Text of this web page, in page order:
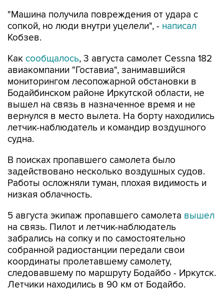
"Машина получила повреждения от удара с
сопкой, но люди внутри уцелели", - написал
Кобзев.
Как сообщалось, 3 августа самолет Cessna 182
авиакомпании "Гоставиа", занимавшийся
мониторингом лесопожарной обстановки в
Бодайбинском районе Иркутской области, не
вышел на связь в назначенное время и не
вернулся в место вылета. На борту находились
летчик-наблюдатель и командир воздушного
судна.
В поисках пропавшего самолета было
задействовано несколько воздушных судов.
Работы осложняли туман, плохая видимость и
низкая облачность.
5 августа экипаж пропавшего самолета вышел
на связь. Пилот и летчик-наблюдатель
забрались на сопку и по самостоятельно
собранной радиостанции передали свои
координаты пролетавшему самолету,
следовавшему по маршруту Бодайбо - Иркутск.
Летчики находились в 90 км от Бодайбо.